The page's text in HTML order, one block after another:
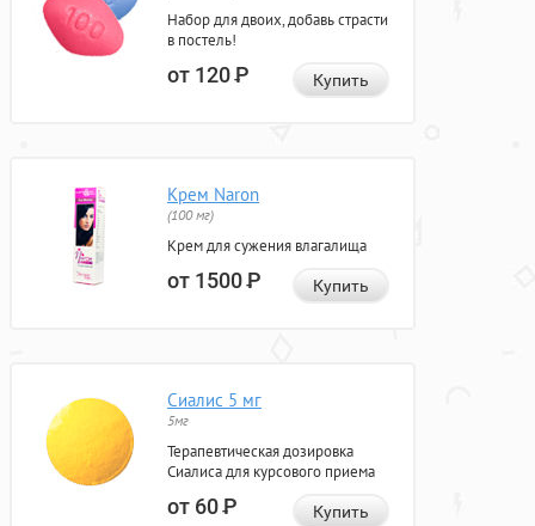
Набор для двоих, добавь страсти
в постель!
от 120Р Купить
Крем Naron
(100 мг)
Крем для сужения влагалища
от 1500Р Купить
Сиалис 5 мг
5мг
Терапевтическая дозировка
Сиалиса для курсового приема
от 60Р Купить